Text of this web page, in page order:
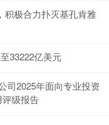
积极合力扑灭基孔肯雅
33222亿美元
司2025年面向专业投资
级报告